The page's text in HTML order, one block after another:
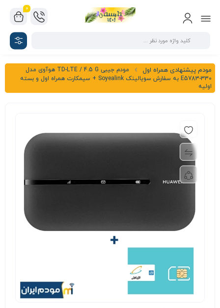
0
مودم پیشنهادی همراه اول
مودم جیبی TD-LTE / 4.5 G هوآوی مدل
E5783-330 به سفارش سویالینک Soyealink + سیمکارت همراه اول و بسته
اولیه